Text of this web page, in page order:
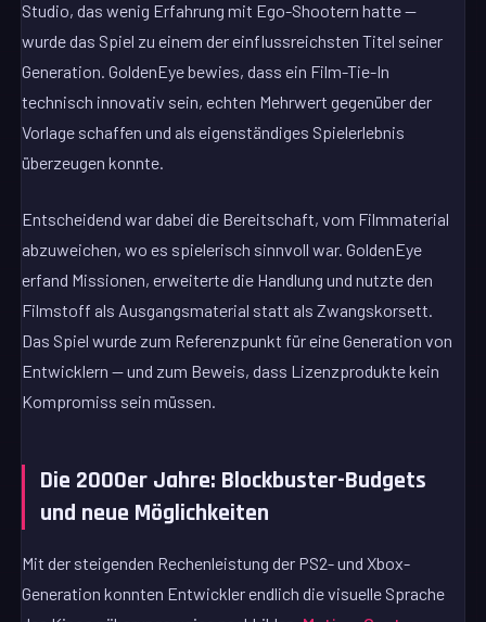
Studio, das wenig Erfahrung mit Ego-Shootern hatte —
wurde das Spiel zu einem der einflussreichsten Titel seiner
Generation. GoldenEye bewies, dass ein Film-Tie-In
technisch innovativ sein, echten Mehrwert gegenüber der
Vorlage schaffen und als eigenständiges Spielerlebnis
überzeugen konnte.
Entscheidend war dabei die Bereitschaft, vom Filmmaterial
abzuweichen, wo es spielerisch sinnvoll war. GoldenEye
erfand Missionen, erweiterte die Handlung und nutzte den
Filmstoff als Ausgangsmaterial statt als Zwangskorsett.
Das Spiel wurde zum Referenzpunkt für eine Generation von
Entwicklern — und zum Beweis, dass Lizenzprodukte kein
Kompromiss sein müssen.
Die 2000er Jahre: Blockbuster-Budgets
und neue Möglichkeiten
Mit der steigenden Rechenleistung der PS2- und Xbox-
Generation konnten Entwickler endlich die visuelle Sprache